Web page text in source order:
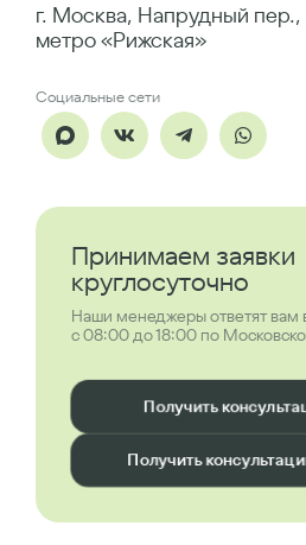
г. Москва, Напрудный пер.,
метро «Рижская»
Социальные сети
Принимаем заявки
круглосуточно
Наши менеджеры ответят вам
с 08:00 до 18:00 по
Получить
Получить